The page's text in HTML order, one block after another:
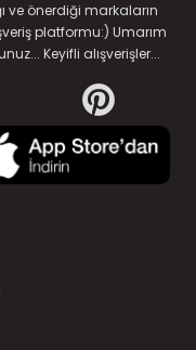
ve önerdiği markaların
platformu:) Umarım
Keyifli alışverişler...